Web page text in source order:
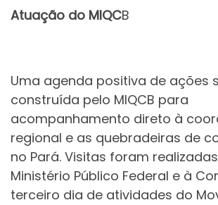
Atuação do MIQCB
Uma agenda positiva de ações
construída pelo MIQCB para
acompanhamento direto à
regional e as quebradeiras de
no Pará. Visitas foram
Ministério Público Federal e à
terceiro dia de atividades do